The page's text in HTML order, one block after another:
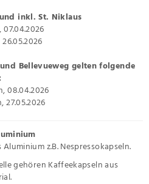
inkl. St. Niklaus
Bellevueweg gelten folgende
08.04.2026
27.05.2026
z.B. Nespressokapseln.
gehören Kaffeekapseln aus